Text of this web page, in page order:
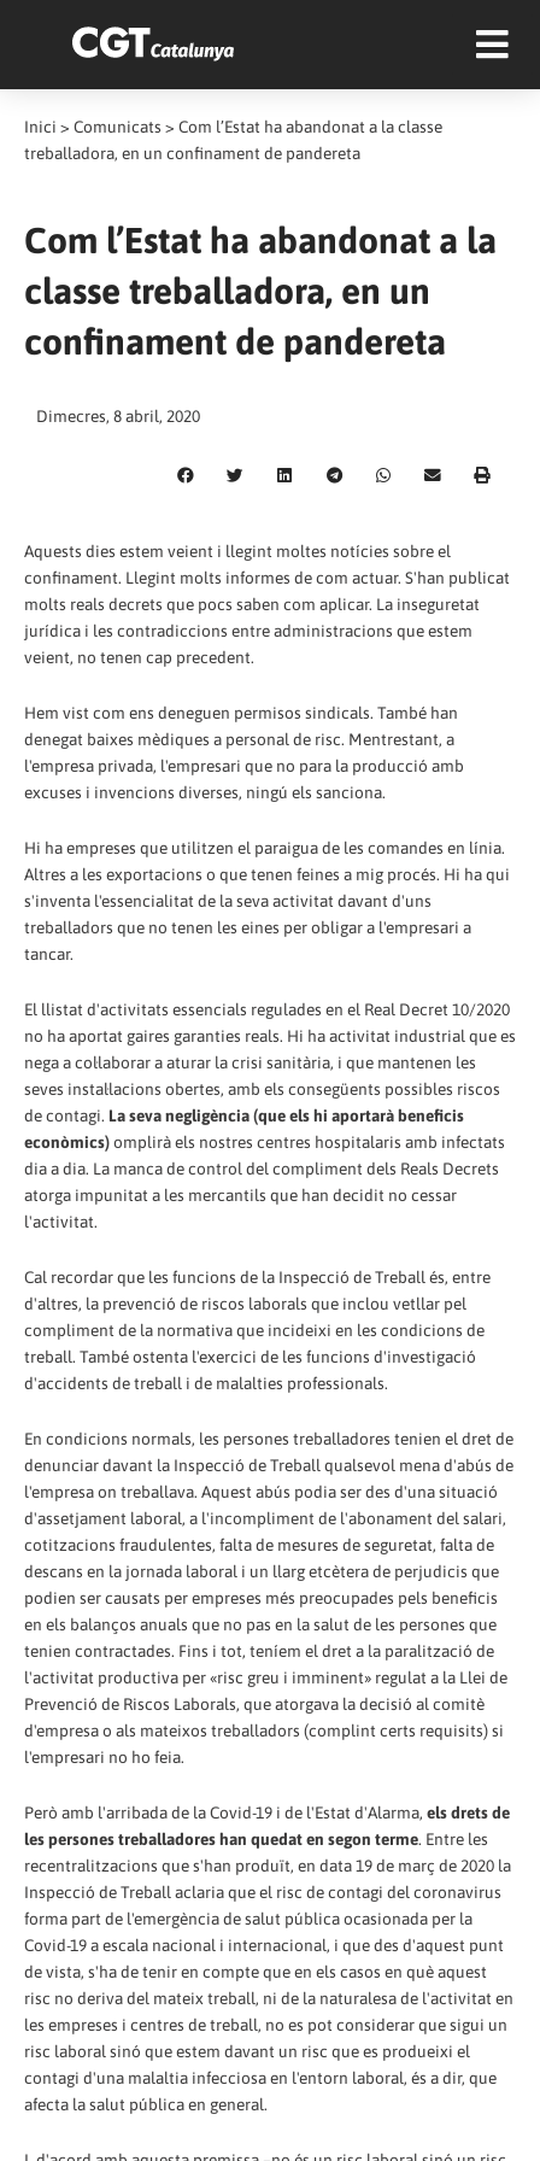
Inici > Comunicats > Com l’Estat ha abandonat a la classe
treballadora, en un confinament de pandereta
Com l’Estat ha abandonat a la
classe treballadora, en un
confinament de pandereta
Dimecres, 8 abril, 2020
Aquests dies estem veient i llegint moltes notícies sobre el
confinament. Llegint molts informes de com actuar. S'han publicat
molts reals decrets que pocs saben com aplicar. La inseguretat
jurídica i les contradiccions entre administracions que estem
veient, no tenen cap precedent.
Hem vist com ens deneguen permisos sindicals. També han
denegat baixes mèdiques a personal de risc. Mentrestant, a
l'empresa privada, l'empresari que no para la producció amb
excuses i invencions diverses, ningú els sanciona.
Hi ha empreses que utilitzen el paraigua de les comandes en línia.
Altres a les exportacions o que tenen feines a mig procés. Hi ha qui
s'inventa l'essencialitat de la seva activitat davant d'uns
treballadors que no tenen les eines per obligar a l'empresari a
tancar.
El llistat d'activitats essencials regulades en el Real Decret 10/2020
no ha aportat gaires garanties reals. Hi ha activitat industrial que es
nega a col·laborar a aturar la crisi sanitària, i que mantenen les
seves instal·lacions obertes, amb els consegüents possibles riscos
de contagi. La seva negligència (que els hi aportarà beneficis
econòmics)omplirà els nostres centres hospitalaris amb infectats
dia a dia. La manca de control del compliment dels Reals Decrets
atorga impunitat a les mercantils que han decidit no cessar
l'activitat.
Cal recordar que les funcions de la Inspecció de Treball és, entre
d'altres, la prevenció de riscos laborals que inclou vetllar pel
compliment de la normativa que incideixi en les condicions de
treball. També ostenta l'exercici de les funcions d'investigació
d'accidents de treball i de malalties professionals.
En condicions normals, les persones treballadores tenien el dret de
denunciar davant la Inspecció de Treball qualsevol mena d'abús de
l'empresa on treballava. Aquest abús podia ser des d'una situació
d'assetjament laboral, a l'incompliment de l'abonament del salari,
cotitzacions fraudulentes, falta de mesures de seguretat, falta de
descans en la jornada laboral i un llarg etcètera de perjudicis que
podien ser causats per empreses més preocupades pels beneficis
en els balanços anuals que no pas en la salut de les persones que
tenien contractades. Fins i tot, teníem el dret a la paralització de
l'activitat productiva per «risc greu i imminent» regulat a la Llei de
Prevenció de Riscos Laborals, que atorgava la decisió al comitè
d'empresa o als mateixos treballadors (complint certs requisits) si
l'empresari no ho feia.
Però amb l'arribada de la Covid-19 i de l'Estat d'Alarma, els drets de
les persones treballadores han quedat en segon terme. Entre les
recentralitzacions que s'han produït, en data 19 de març de 2020 la
Inspecció de Treball aclaria que el risc de contagi del coronavirus
forma part de l'emergència de salut pública ocasionada per la
Covid-19 a escala nacional i internacional, i que des d'aquest punt
de vista, s'ha de tenir en compte que en els casos en què aquest
risc no deriva del mateix treball, ni de la naturalesa de l'activitat en
les empreses i centres de treball, no es pot considerar que sigui un
risc laboral sinó que estem davant un risc que es produeixi el
contagi d'una malaltia infecciosa en l'entorn laboral, és a dir, que
afecta la salut pública en general.